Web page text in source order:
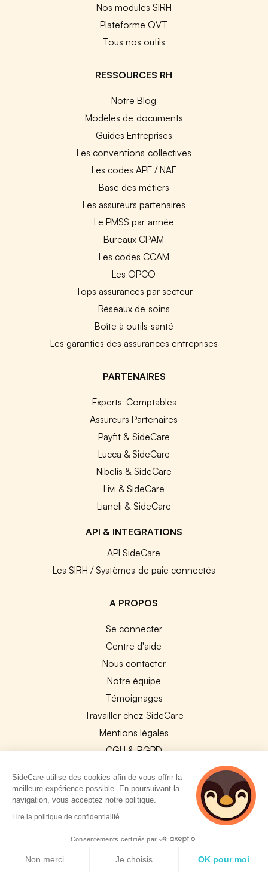
Nos modules SIRH
Plateforme QVT
Tous nos outils
RESSOURCES RH
Notre Blog
Modèles de documents
Guides Entreprises
Les conventions collectives
Les codes APE / NAF
Base des métiers
Les assureurs partenaires
Le PMSS par année
Bureaux CPAM
Les codes CCAM
Les OPCO
Tops assurances par secteur
Réseaux de soins
Boîte à outils santé
Les garanties des assurances entreprises
PARTENAIRES
Experts-Comptables
Assureurs Partenaires
Payfit & SideCare
Lucca & SideCare
Nibelis & SideCare
Livi & SideCare
Lianeli & SideCare
API & INTEGRATIONS
API SideCare
Les SIRH / Systèmes de paie connectés
A PROPOS
Se connecter
Centre d'aide
Nous contacter
Notre équipe
Témoignages
Travailler chez SideCare
Mentions légales
CGU & RGPD
NOS APPS
App Store
SideCare utilise des cookies afin de vous offrir la
meilleure expérience possible. En poursuivant la
navigation, vous acceptez notre politique.
Lire la politique de confidentialité
Consentements certifiés par
Non merci Je choisis OK pour moi
2 personnes
consultent
actuellement cette